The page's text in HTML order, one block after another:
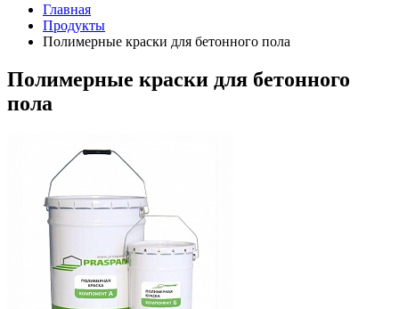
Главная
Продукты
Полимерные краски для бетонного пола
Полимерные краски для бетонного
пола